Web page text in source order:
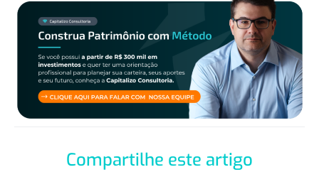
Compartilhe este artigo